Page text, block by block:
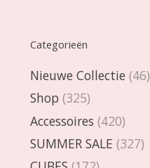
Categorieën
Nieuwe Collectie (46)
Shop (325)
Accessoires (420)
SUMMER SALE (327)